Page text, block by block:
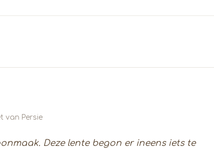
van Persie
Deze lente begon er ineens iets te